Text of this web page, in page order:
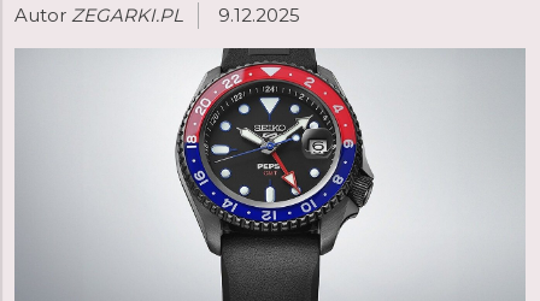
Dostępne w wielu klasycznych i nowych wzorach
zegarki Seiko można łatwo dostosować do swojego
stylu życia. W swoim portfolio marka Seiko oferuje
sportowe i wytrzymałe modele z serii Prospex,
elegancki i towarzyski Presage, luksusową kolekcję King
Seiko, sterowaną GPS i zasilaną energią słoneczną
kolekcję Astron lub popularną serię automatycznych
zegarków Seiko 5 Sports lub zasilaną energią słoneczną
Autor ZEGARKI.PL 9.12.2025